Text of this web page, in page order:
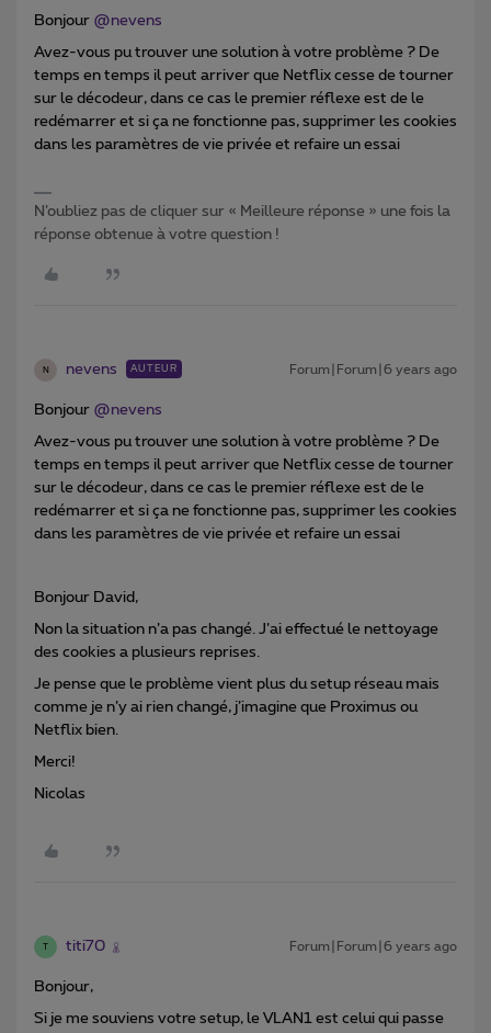
Bonjour @nevens
Avez-vous pu trouver une solution à votre problème ? De
temps en temps il peut arriver que Netflix cesse de tourner
sur le décodeur, dans ce cas le premier réflexe est de le
redémarrer et si ça ne fonctionne pas, supprimer les cookies
dans les paramètres de vie privée et refaire un essai
N’oubliez pas de cliquer sur « Meilleure réponse » une fois la
réponse obtenue à votre question !
N nevens AUTEUR Forum|Forum|6 years ago
Bonjour @nevens
Avez-vous pu trouver une solution à votre problème ? De
temps en temps il peut arriver que Netflix cesse de tourner
sur le décodeur, dans ce cas le premier réflexe est de le
redémarrer et si ça ne fonctionne pas, supprimer les cookies
dans les paramètres de vie privée et refaire un essai
Bonjour David,
Non la situation n’a pas changé. J’ai effectué le nettoyage
des cookies a plusieurs reprises.
Je pense que le problème vient plus du setup réseau mais
comme je n’y ai rien changé, j’imagine que Proximus ou
Netflix bien.
Merci!
Nicolas
T titi70 Forum|Forum|6 years ago
Bonjour,
Si je me souviens votre setup, le VLAN1 est celui qui passe